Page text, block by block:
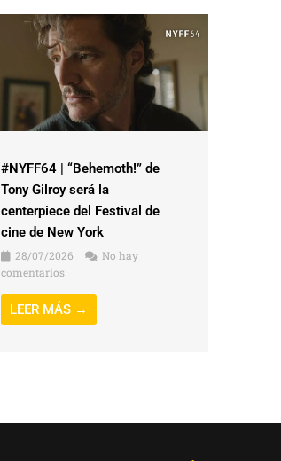
#NYFF64 | “Behemoth!” de
Tony Gilroy será la
centerpiece del Festival de
cine de New York
28/07/2026
No hay
comentarios
LEER MÁS →